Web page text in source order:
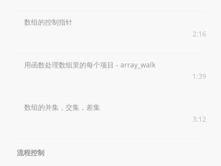
数组的控制指针
2:16
用函数处理数组里的每个项目 - array_walk
1:39
数组的并集，交集，差集
3:12
流程控制